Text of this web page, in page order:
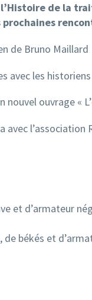
de la
de Bruno Maillard
avec les
ouvrage «
avec l’association
et d’armateur
békés et